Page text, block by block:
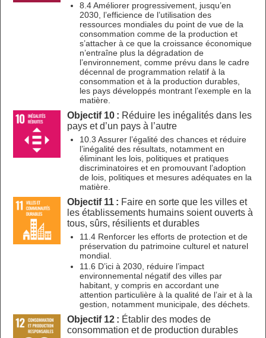
8.4 Améliorer progressivement, jusqu’en
2030, l’efficience de l’utilisation des
ressources mondiales du point de vue de la
consommation comme de la production et
s’attacher à ce que la croissance économique
n’entraîne plus la dégradation de
l’environnement, comme prévu dans le cadre
décennal de programmation relatif à la
consommation et à la production durables,
les pays développés montrant l’exemple en la
matière.
Objectif 10 : Réduire les inégalités dans les
pays et d’un pays à l’autre
10.3 Assurer l’égalité des chances et réduire
l’inégalité des résultats, notamment en
éliminant les lois, politiques et pratiques
discriminatoires et en promouvant l’adoption
de lois, politiques et mesures adéquates en la
matière.
Objectif 11 : Faire en sorte que les villes et
les établissements humains soient ouverts à
tous, sûrs, résilients et durables
11.4 Renforcer les efforts de protection et de
préservation du patrimoine culturel et naturel
mondial.
11.6 D’ici à 2030, réduire l’impact
environnemental négatif des villes par
habitant, y compris en accordant une
attention particulière à la qualité de l’air et à la
gestion, notamment municipale, des déchets.
Objectif 12 : Établir des modes de
consommation et de production durables